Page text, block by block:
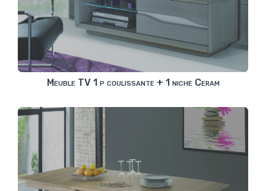
Meuble TV 1 p coulissante + 1 niche Ceram